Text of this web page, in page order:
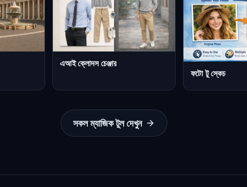
এআই ক্লোদস চেঞ্জার
ফটো টু স্কেচ
সকল ম্যাজিক টুল দেখুন